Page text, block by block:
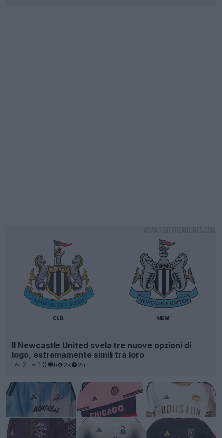
Il Newcastle United svela tre nuove opzioni di
logo, estremamente simili tra loro
2 10 0 2K 2h